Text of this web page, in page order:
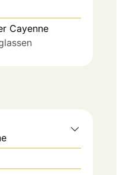
Cayenne